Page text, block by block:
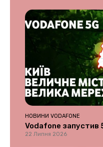
НОВИНИ VODAFONE
Vodafone запустив
22 Липня 2026